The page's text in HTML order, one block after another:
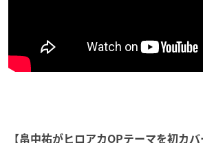
【畠中祐がヒロアカOPテーマを初カ